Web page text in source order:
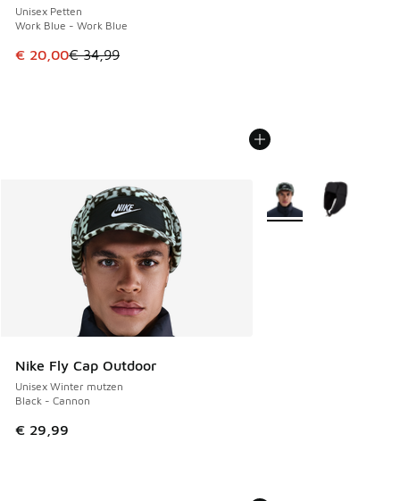
Unisex Petten
Work Blue - Work Blue
Dit artikel is in de uitverkoop. Dit artikel is in de
€ 20,00€ 34,99
Nike Fly Cap Outdoor
Unisex Winter mutzen
Black - Cannon
€ 29,99
Meer kleuren